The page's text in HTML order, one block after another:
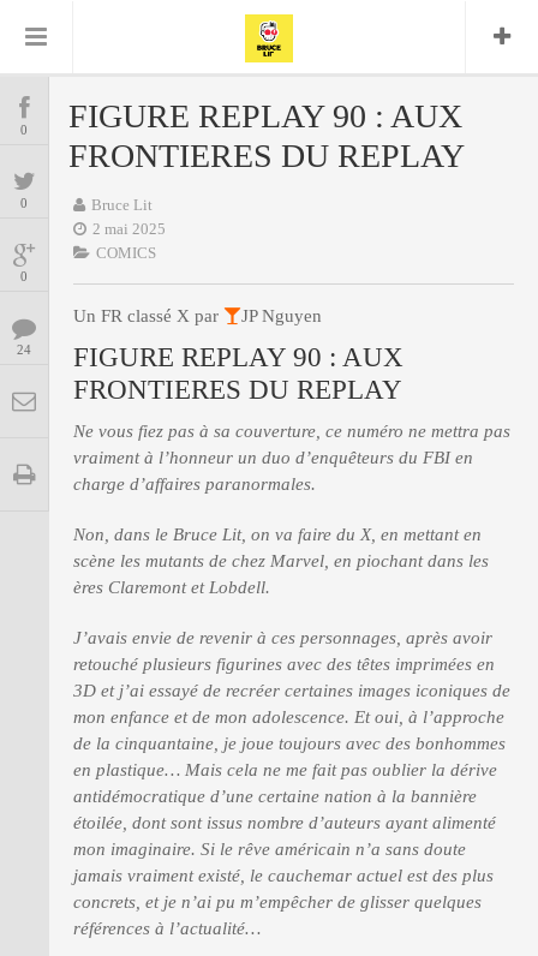
COMICS
MANGAS
BD
ENCYCLOPEGEEK
CINE-SERIES-ANIME
MUSIQUE
LA BRUCE TEAM : SAISON 13
0
0
0
24
FIGURE REPLAY 90 : AUX
FRONTIERES DU REPLAY
Bruce Lit
2 mai 2025
COMICS
Un FR classé X par JP Nguyen
FIGURE REPLAY 90 : AUX
FRONTIERES DU REPLAY
Ne vous fiez pas à sa couverture, ce numéro ne mettra pas
vraiment à l’honneur un duo d’enquêteurs du FBI en
charge d’affaires paranormales.
Non, dans le Bruce Lit, on va faire du X, en mettant en
scène les mutants de chez Marvel, en piochant dans les
ères Claremont et Lobdell.
J’avais envie de revenir à ces personnages, après avoir
retouché plusieurs figurines avec des têtes imprimées en
3D et j’ai essayé de recréer certaines images iconiques de
mon enfance et de mon adolescence. Et oui, à l’approche
de la cinquantaine, je joue toujours avec des bonhommes
en plastique… Mais cela ne me fait pas oublier la dérive
antidémocratique d’une certaine nation à la bannière
étoilée, dont sont issus nombre d’auteurs ayant alimenté
mon imaginaire. Si le rêve américain n’a sans doute
jamais vraiment existé, le cauchemar actuel est des plus
concrets, et je n’ai pu m’empêcher de glisser quelques
références à l’actualité…
Comics
Daredevil
Delcourt
Encyclopegeek
Figure
Replay
Glénat Graphic Novel
Independants JB Vu Van
Nguyen
Marvel Mattie boy Musique
Panini Patrick Faivre Presse
Présence Punisher Rock Semic
Special Guest Spidey Superman Teamup
Tornado Urban Vertigo xmen